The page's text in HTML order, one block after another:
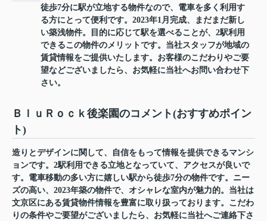
徒歩7分に駅が立地する物件なので、電車を多く利用す
る方にとって便利です。2023年1月完成、まだまだ新し
い築浅物件。目的に応じて駅を選べることが、2駅利用
できるこの物件のメリットです。当社スタッフが地域の
賃貸情報をご提供いたします。お客様のこだわりやご要
望などございましたら、お気軽に当社へお問い合わせ下
さい。
ＢｌｕＲｏｃｋ後楽園のコメント(おすすめポイン
ト)
造りとデザインに関して、自信をもって情報を提供できるマンシ
ョンです。2駅利用できる立地となっていて、アクセスが良いで
す。電車移動の多い方に嬉しい駅から徒歩7分の物件です。ニー
ズの高い、2023年築の物件で、オシャレな室内が魅力的。当社は
文京区にある賃貸物件情報を豊富に取り扱っております。こだわ
りの条件やご要望がございましたら、お気軽に当社へご連絡下さ